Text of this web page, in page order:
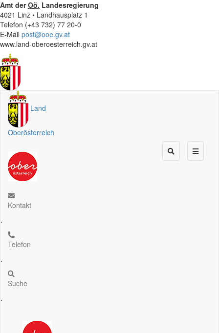
Amt derOö. Landesregierung
4021 Linz • Landhausplatz 1
Telefon (+43 732) 77 20-0
E-Mail post@ooe.gv.at
www.land-oberoesterreich.gv.at
Land
Oberösterreich
Kontakt
.
Telefon
.
Suche
.